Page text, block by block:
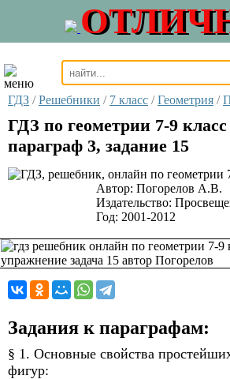
ГДЗ / Решебники / 7 класс / Геометрия /
ГДЗ по геометрии 7-9
параграф 3, задание 15
Автор: Погорелов А.В.
Издательство:
Год: 2001-2012
Задания к параграфам:
§ 1. Основные свойства
фигур: